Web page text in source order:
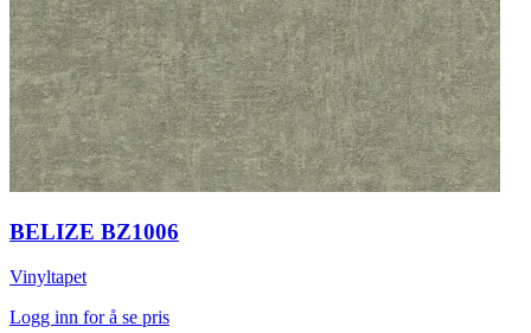
BELIZE BZ1006
Vinyltapet
Logg inn for å se pris